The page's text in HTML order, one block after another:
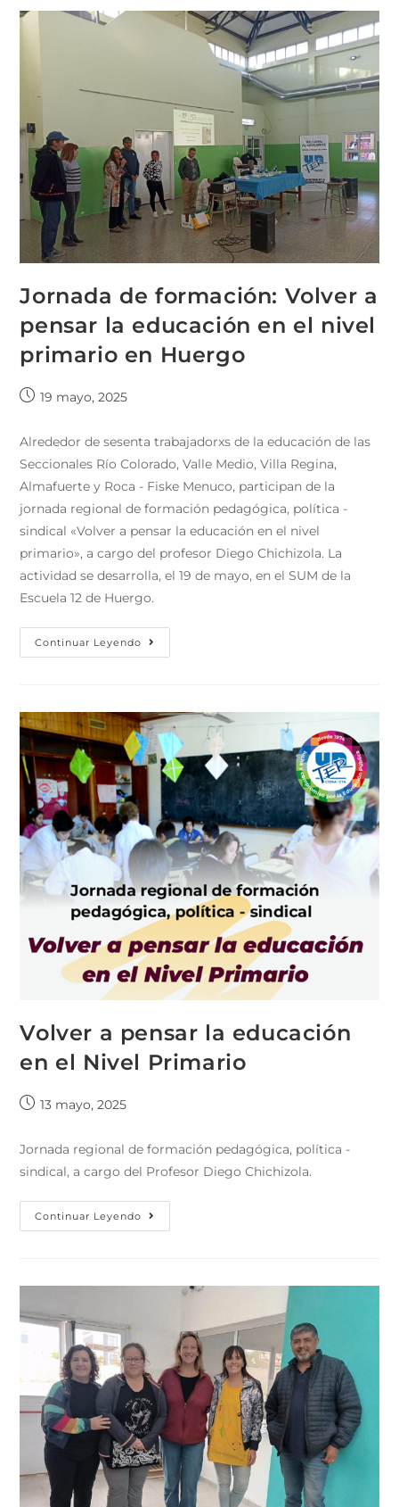
Jornada de formación: Volver a
pensar la educación en el nivel
primario en Huergo
19 mayo, 2025
Alrededor de sesenta trabajadorxs de la educación de las
Seccionales Río Colorado, Valle Medio, Villa Regina,
Almafuerte y Roca - Fiske Menuco, participan de la
jornada regional de formación pedagógica, política -
sindical «Volver a pensar la educación en el nivel
primario», a cargo del profesor Diego Chichizola. La
actividad se desarrolla, el 19 de mayo, en el SUM de la
Escuela 12 de Huergo.
Continuar Leyendo
Volver a pensar la educación
en el Nivel Primario
13 mayo, 2025
Jornada regional de formación pedagógica, política -
sindical, a cargo del Profesor Diego Chichizola.
Continuar Leyendo